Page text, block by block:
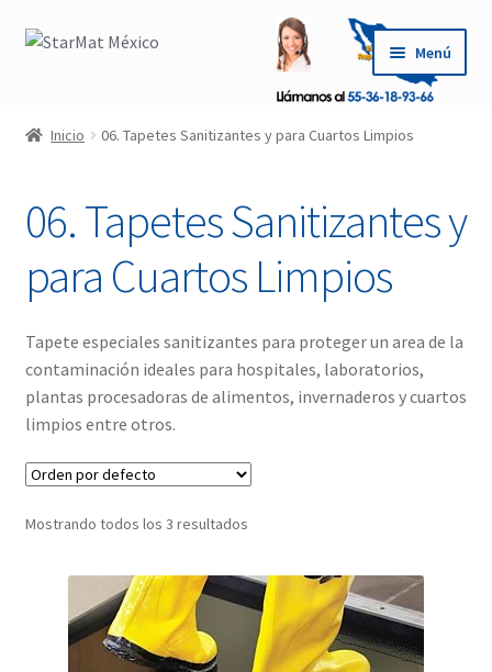
Saltar
Ir
Menú
Conoce Nuestros Productos
Contáctanos
Cotización
Mi cuenta
Inicio 06. Tapetes Sanitizantes y para Cuartos Limpios
06. Tapetes Sanitizantes y
para Cuartos Limpios
Tapete especiales sanitizantes para proteger un area de la
contaminación ideales para hospitales, laboratorios,
plantas procesadoras de alimentos, invernaderos y cuartos
limpios entre otros.
Mostrando todos los 3 resultados